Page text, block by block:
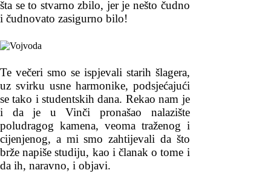
šta se to stvarno zbilo, jer je nešto čudno
i čudnovato zasigurno bilo!
Te večeri smo se ispjevali starih šlagera,
uz svirku usne harmonike, podsjećajući
se tako i studentskih dana. Rekao nam je
i da je u Vinči pronašao nalazište
poludragog kamena, veoma traženog i
cijenjenog, a mi smo zahtijevali da što
brže napiše studiju, kao i članak o tome i
da ih, naravno, i objavi.